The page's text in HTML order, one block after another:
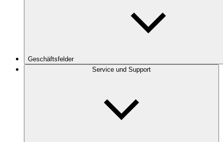
Geschäftsfelder
Service und Support